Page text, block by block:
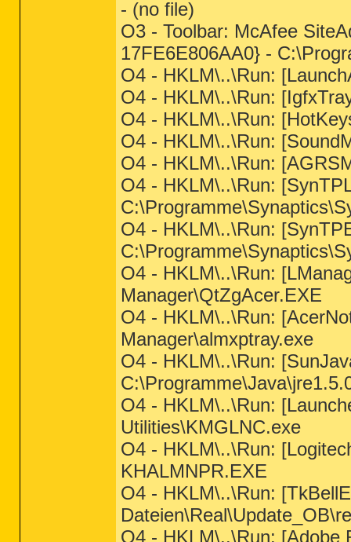
- (no file)
O3 - Toolbar: McAfee
17FE6E806AA0} -
O4 - HKLM\..\Run:
O4 - HKLM\..\Run:
O4 - HKLM\..\Run:
O4 - HKLM\..\Run:
O4 - HKLM\..\Run:
O4 - HKLM\..\Run:
O4 - HKLM\..\Run:
O4 - HKLM\..\Run:
Manager\QtZgAcer.EXE
O4 - HKLM\..\Run:
Manager\almxptray.exe
O4 - HKLM\..\Run:
O4 - HKLM\..\Run:
Utilities\KMGLNC.exe
O4 - HKLM\..\Run:
KHALMNPR.EXE
O4 - HKLM\..\Run:
O4 - HKLM\..\Run: [Adobe